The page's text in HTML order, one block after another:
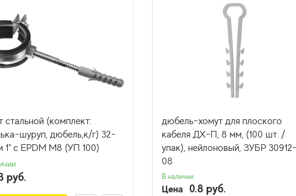
стальной (комплект:
шуруп, дюбель,к/г) 32-
1" с EPDM М8 (УП 100)
руб.
дюбель-хомут для плоского
кабеля ДХ-П, 8 мм, (100 шт. /
упак), нейлоновый, ЗУБР 30912-
08
В наличии
Цена 0.8 руб.